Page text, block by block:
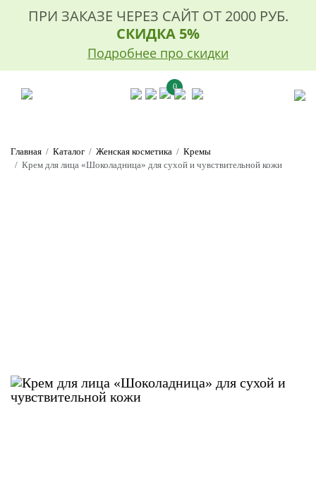
ПРИ ЗАКАЗЕ ЧЕРЕЗ САЙТ ОТ 2000 РУБ.
СКИДКА 5%
Подробнее про скидки
0
Главная Каталог Женская косметика
Кремы
Крем для лица «Шоколадница» для сухой и чувствительной кожи